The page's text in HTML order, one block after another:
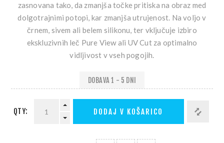
zasnovana tako, da zmanjša točke pritiska na obraz med
dolgotrajnimi potopi, kar zmanjša utrujenost. Na voljo v
črnem, sivem ali belem silikonu, ter vključuje izbiro
ekskluzivnih leč Pure View ali UV Cut za optimalno
vidljivost v vseh pogojih.
DOBAVA 1 - 5 DNI
QTY: DODAJ V KOŠARICO